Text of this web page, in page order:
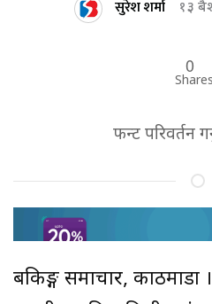
सुरेश शर्मा १३
0
Shares
फन्ट परिवर्तन
बैंकिङ्ग समाचार, काठमाडौं ।